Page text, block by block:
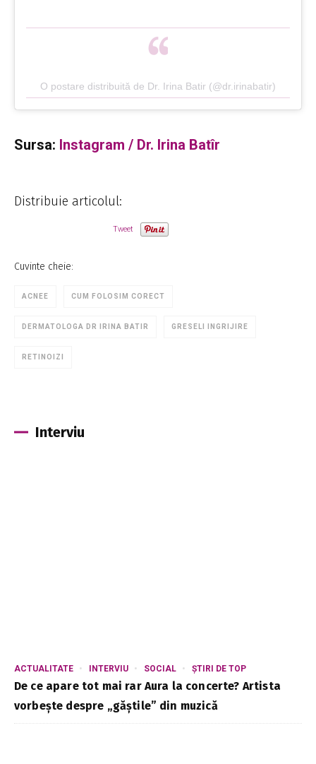
O postare distribuită de Dr. Irina Batir (@dr.irinabatir)
Sursa: Instagram / Dr. Irina Batîr
Distribuie articolul:
Tweet
Cuvinte cheie:
ACNEE CUM FOLOSIM CORECT
DERMATOLOGA DR IRINA BATIR GRESELI INGRIJIRE
RETINOIZI
Interviu
ACTUALITATE INTERVIU SOCIAL ȘTIRI DE TOP
De ce apare tot mai rar Aura la concerte? Artista
vorbește despre „găștile” din muzică